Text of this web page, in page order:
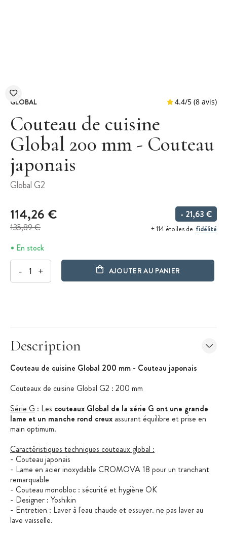
GLOBAL
Couteau de cuisine
Global 200 mm - Couteau
japonais
Global G2
114,26 €
135,89 €
- 21,63 €
+ 114 étoiles de fidélité
En stock
- + AJOUTER AU PANIER
Description
Couteau de cuisine Global 200 mm - Couteau japonais
Couteaux de cuisine Global G2 : 200 mm
Série G : Les couteaux Global de la série G ont une grande
lame et un manche rond creux assurant équilibre et prise en
main optimum.
Caractéristiques techniques couteaux global :
- Couteau japonais
- Lame en acier inoxydable CROMOVA 18 pour un tranchant
remarquable
- Couteau monobloc : sécurité et hygiène OK
- Designer : Yoshikin
- Entretien : Laver à l'eau chaude et essuyer. ne pas laver au
lave vaisselle.